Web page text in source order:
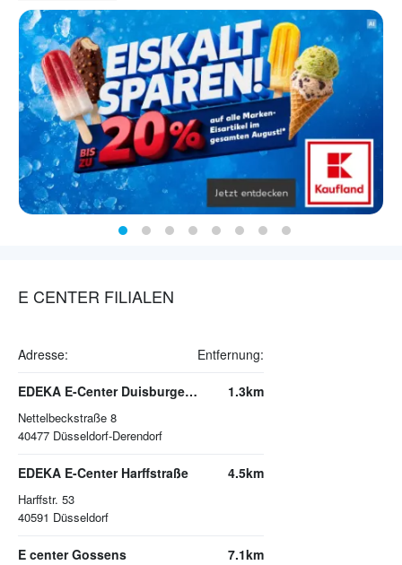
E CENTER FILIALEN
Adresse: Entfernung:
EDEKA E-Center Duisburger Straße
Nettelbeckstraße 8
40477 Düsseldorf-Derendorf
1.3km
EDEKA E-Center Harffstraße
Harffstr. 53
40591 Düsseldorf
4.5km
E center Gossens 7.1km